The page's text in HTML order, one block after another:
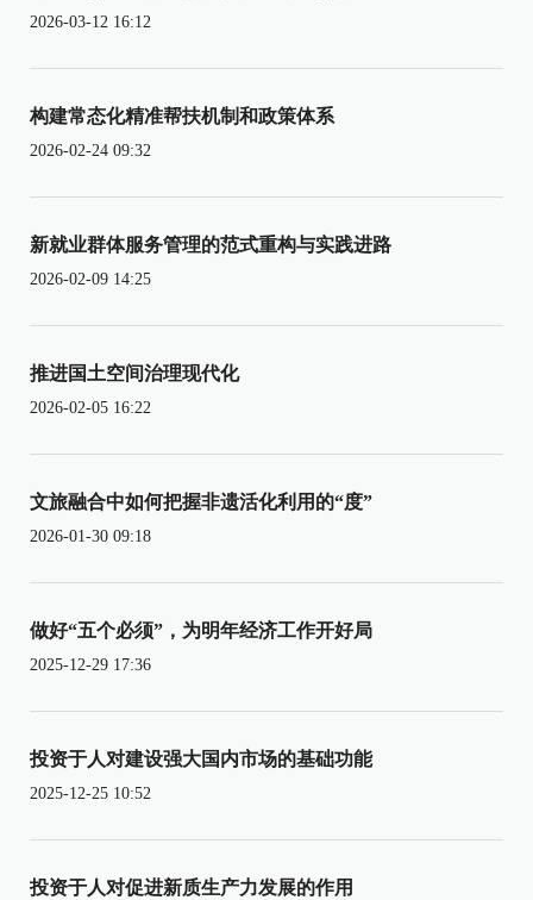
2026-03-12 16:12
构建常态化精准帮扶机制和政策体系
2026-02-24 09:32
新就业群体服务管理的范式重构与实践进路
2026-02-09 14:25
推进国土空间治理现代化
2026-02-05 16:22
文旅融合中如何把握非遗活化利用的“度”
2026-01-30 09:18
做好“五个必须”，为明年经济工作开好局
2025-12-29 17:36
投资于人对建设强大国内市场的基础功能
2025-12-25 10:52
投资于人对促进新质生产力发展的作用